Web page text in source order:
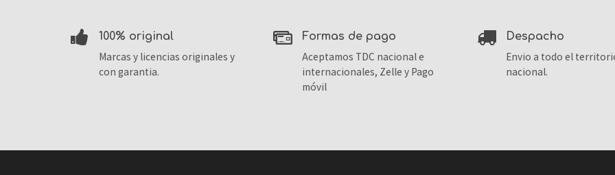
100% original
Marcas y licencias originales y
con garantia.
formas de pago
Aceptamos TDC nacional e
internacionales, Zelle y Pago
móvil
despacho
Envio a todo el
nacional.